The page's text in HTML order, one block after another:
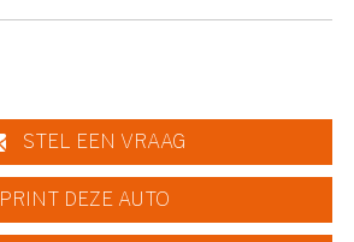
STEL EEN VRAAG
PRINT DEZE AUTO